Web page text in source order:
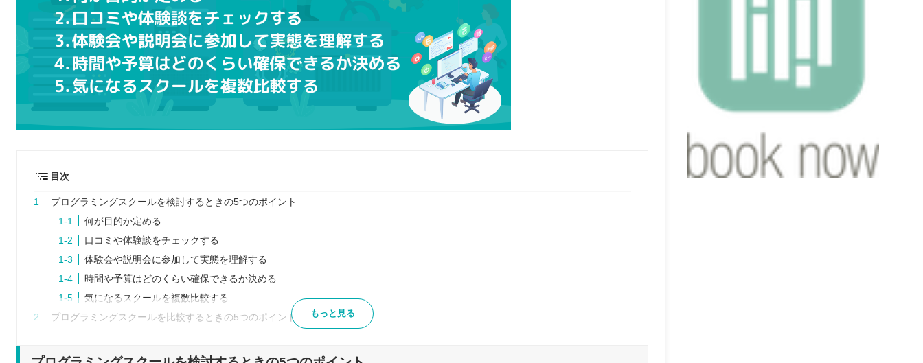
目次
プログラミングスクールを検討するときの5つのポイント
何が目的か定める
口コミや体験談をチェックする
体験会や説明会に参加して実態を理解する
時間や予算はどのくらい確保できるか決める
気になるスクールを複数比較する
プログラミングスクールを比較するときの5つのポイント
サポートの実績は確かなものか
もっと見る